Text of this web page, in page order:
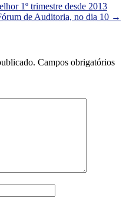
1º trimestre desde 2013
de Auditoria, no dia 10 →
Campos obrigatórios